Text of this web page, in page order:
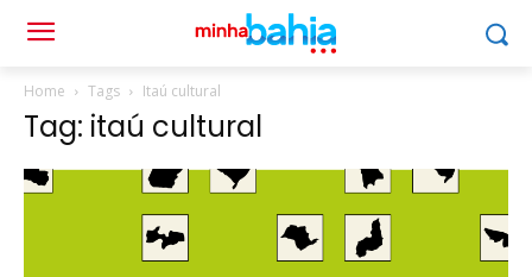
Home Tags Itaú cultural
Tag: itaú cultural